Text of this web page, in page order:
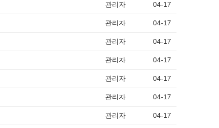
관리자 04-17
관리자 04-17
관리자 04-17
관리자 04-17
관리자 04-17
관리자 04-17
관리자 04-17